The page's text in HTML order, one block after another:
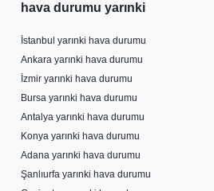
hava durumu yarınki
İstanbul yarınki hava durumu
Ankara yarınki hava durumu
İzmir yarınki hava durumu
Bursa yarınki hava durumu
Antalya yarınki hava durumu
Konya yarınki hava durumu
Adana yarınki hava durumu
Şanlıurfa yarınki hava durumu